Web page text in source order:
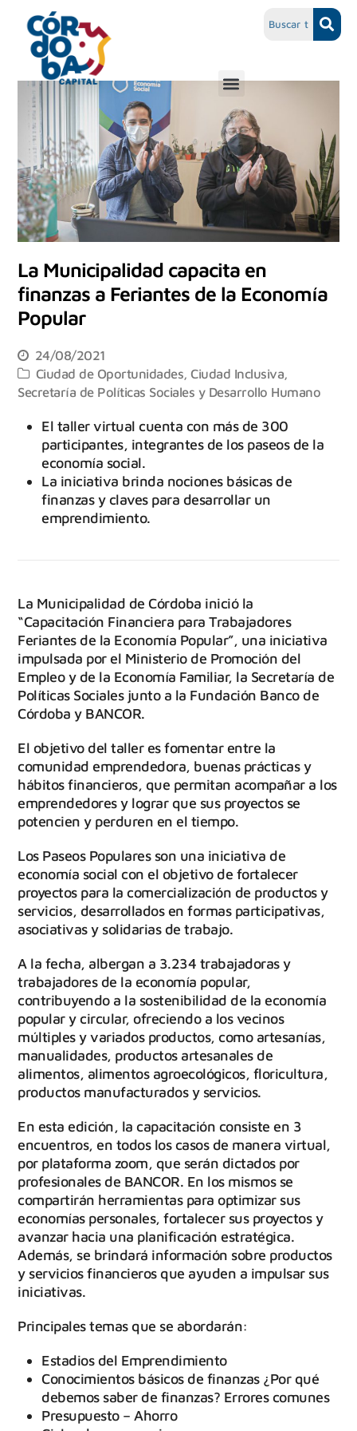
La Municipalidad capacita en
finanzas a Feriantes de la Economía
Popular
24/08/2021
Ciudad de Oportunidades ,Ciudad Inclusiva
Secretaría de Políticas Sociales y Desarrollo Humano
El taller virtual cuenta con más de 300
participantes, integrantes de los paseos de la
economía social.
La iniciativa brinda nociones básicas de
finanzas y claves para desarrollar un
emprendimiento.
La Municipalidad de Córdoba inició la
“Capacitación Financiera para Trabajadores
Feriantes de la Economía Popular”, una iniciativa
impulsada por el Ministerio de Promoción del
Empleo y de la Economía Familiar, la Secretaría de
Políticas Sociales junto a la Fundación Banco de
Córdoba y BANCOR.
El objetivo del taller es fomentar entre la
comunidad emprendedora, buenas prácticas y
hábitos financieros, que permitan acompañar a los
emprendedores y lograr que sus proyectos se
potencien y perduren en el tiempo.
Los Paseos Populares son una iniciativa de
economía social con el objetivo de fortalecer
proyectos para la comercialización de productos y
servicios, desarrollados en formas participativas,
asociativas y solidarias de trabajo.
A la fecha, albergan a 3.234 trabajadoras y
trabajadores de la economía popular,
contribuyendo a la sostenibilidad de la economía
popular y circular, ofreciendo a los vecinos
múltiples y variados productos, como artesanías,
manualidades, productos artesanales de
alimentos, alimentos agroecológicos, floricultura,
productos manufacturados y servicios.
En esta edición, la capacitación consiste en 3
encuentros, en todos los casos de manera virtual,
por plataforma zoom, que serán dictados por
profesionales de BANCOR. En los mismos se
compartirán herramientas para optimizar sus
economías personales, fortalecer sus proyectos y
avanzar hacia una planificación estratégica.
Además, se brindará información sobre productos
y servicios financieros que ayuden a impulsar sus
iniciativas.
Principales temas que se abordarán:
Estadios del Emprendimiento
Conocimientos básicos de finanzas ¿Por qué
debemos saber de finanzas? Errores comunes
Presupuesto – Ahorro